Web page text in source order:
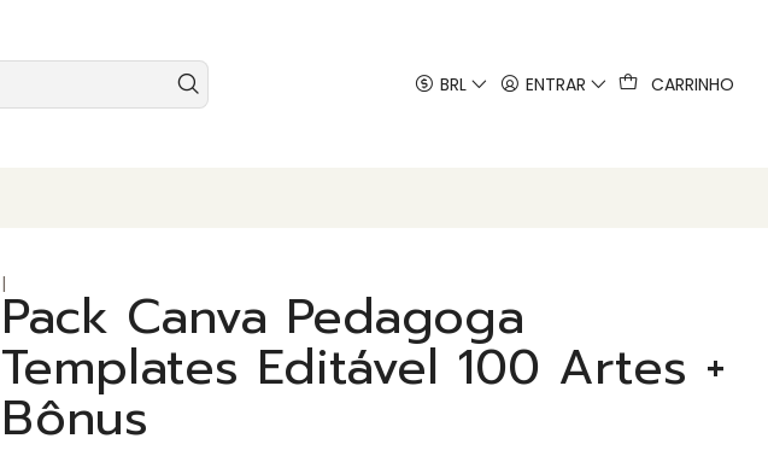
BRL ENTRAR CARRINHO
|Pack Canva Pedagoga
Templates Editável 100 Artes +
Bônus